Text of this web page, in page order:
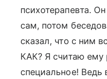
психотерапевта.
сам, потом
сказал, что с ним
КАК? Я считаю ему
специальное!